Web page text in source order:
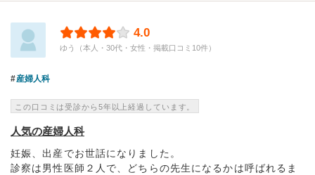
4.0
ゆう（本人・30代・女性・掲載口コミ10件）
産婦人科
この口コミは受診から5年以上経過しています。
人気の産婦人科
妊娠、出産でお世話になりました。
診察は男性医師２人で、どちらの先生になるかは呼ばれるま